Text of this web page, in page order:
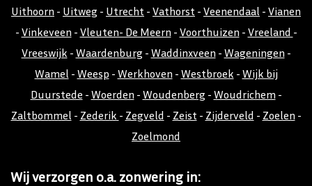
Uithoorn - Uitweg - Utrecht - Vathorst - Veenendaal - Vianen
- Vinkeveen - Vleuten- De Meern - Voorthuizen - Vreeland -
Vreeswijk - Waardenburg - Waddinxveen - Wageningen -
Wamel - Weesp - Werkhoven - Westbroek - Wijk bij
Duurstede - Woerden - Woudenberg - Woudrichem -
Zaltbommel - Zederik - Zegveld - Zeist- Zijderveld - Zoelen -
Zoelmond
Wij verzorgen o.a. zonwering in: